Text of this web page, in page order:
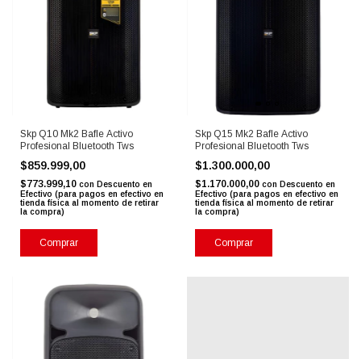
Skp Q10 Mk2 Bafle Activo
Profesional Bluetooth Tws
$859.999,00
$773.999,10 con Descuento en
Efectivo (para pagos en efectivo en
tienda física al momento de retirar
la compra)
Comprar
Skp Q15 Mk2 Bafle Activo
Profesional Bluetooth Tws
$1.300.000,00
$1.170.000,00 con Descuento en
Efectivo (para pagos en efectivo en
tienda física al momento de retirar
la compra)
Comprar